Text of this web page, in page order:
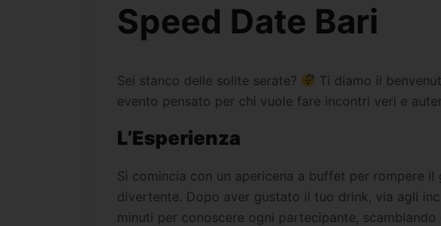
Speed Date Bari
Sei stanco delle solite serate? Ti diamo il
evento pensato per chi vuole fare incontri veri e
L’Esperienza
Si comincia con un apericena a buffet per rompere il
divertente. Dopo aver gustato il tuo drink, via agli
minuti per conoscere ogni partecipante,